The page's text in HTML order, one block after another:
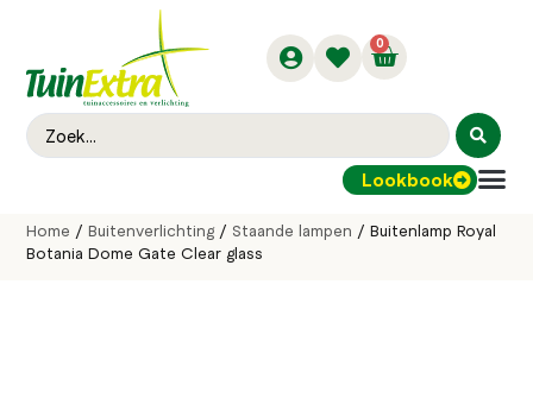
0
Lookbook
Home /Buitenverlichting/ Staande lampen / Buitenlamp Royal
Botania Dome Gate Clear glass